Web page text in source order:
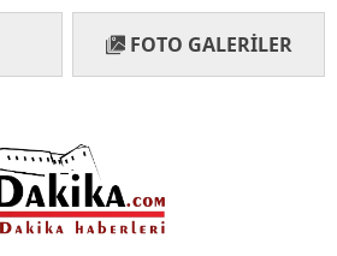
FOTO GALERILER